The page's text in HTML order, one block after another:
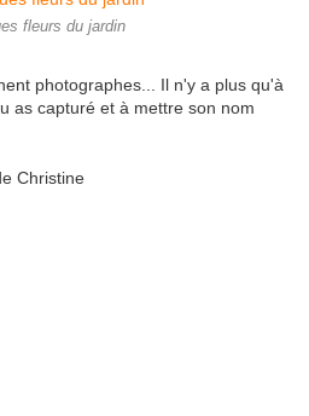
fleurs du jardin
photographes... Il n'y a plus qu'à
as capturé et à mettre son nom
Christine